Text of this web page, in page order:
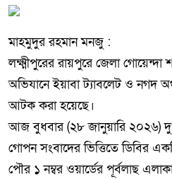
মাহমুদুর রহমান মনজু :
লক্ষ্মীপুরের রায়পুরে জেলা গোয়েন্দা
অভিযানে ইয়াবা ট্যাবলেট ও নগদ
আটক করা হয়েছে।
আজ বুধবার (২৮ জানুয়ারি ২০২৬)
গোপন সংবাদের ভিত্তিতে ডিবির
পৌর ১ নম্বর ওয়ার্ডের পূর্বলাছ